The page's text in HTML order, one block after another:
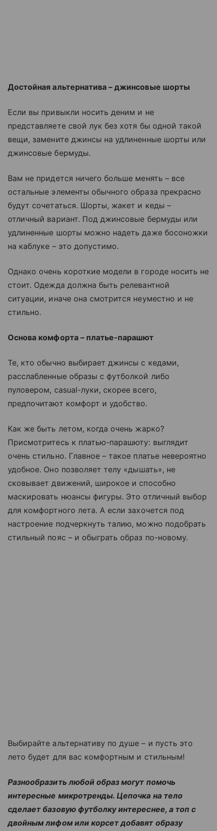
Достойная альтернатива – джинсовые шорты
Если вы привыкли носить деним и не
представляете свой лук без хотя бы одной такой
вещи, замените джинсы на удлиненные шорты или
джинсовые бермуды.
Вам не придется ничего больше менять – все
остальные элементы обычного образа прекрасно
будут сочетаться. Шорты, жакет и кеды –
отличный вариант. Под джинсовые бермуды или
удлиненные шорты можно надеть даже босоножки
на каблуке – это допустимо.
Однако очень короткие модели в городе носить не
стоит. Одежда должна быть релевантной
ситуации, иначе она смотрится неуместно и не
стильно.
Основа комфорта – платье-парашют
Те, кто обычно выбирает джинсы с кедами,
расслабленные образы с футболкой либо
пуловером, casual-луки, скорее всего,
предпочитают комфорт и удобство.
Как же быть летом, когда очень жарко?
Присмотритесь к платью-парашюту: выглядит
очень стильно. Главное – такое платье невероятно
удобное. Оно позволяет телу «дышать», не
сковывает движений, широкое и способно
маскировать нюансы фигуры. Это отличный выбор
для комфортного лета. А если захочется под
настроение подчеркнуть талию, можно подобрать
стильный пояс – и обыграть образ по-новому.
Выбирайте альтернативу по душе – и пусть это
лето будет для вас комфортным и стильным!
Разнообразить любой образ могут помочь
интересные микротренды. Цепочка на тело
сделает базовую футболку интереснее, а топ с
двойным лифом или корсет добавят образу